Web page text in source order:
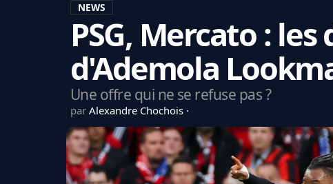
NEWS
PSG, Mercato :
d'Ademola
Une offre qui ne se refuse pas ?
par Alexandre Chochois